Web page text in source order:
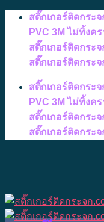
Skip
content
สติ๊กเกอร์ติดกระ
PVC 3M ไม่ทิ้งค
สติ๊กเกอร์ติดกระ
สติ๊กเกอร์ติดกระ
สติ๊กเกอร์ติดกระ
PVC 3M ไม่ทิ้งค
สติ๊กเกอร์ติดกระ
สติ๊กเกอร์ติดกระ